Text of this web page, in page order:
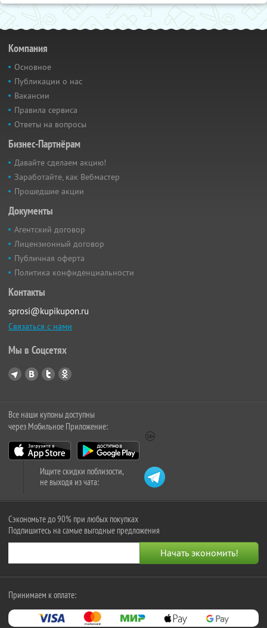
Компания
Основное
Публикации о нас
Вакансии
Правила сервиса
Ответы на вопросы
Бизнес-Партнёрам
Давайте сделаем акцию!
Заработайте, как Вебмастер
Прошедшие акции
Документы
Агентский договор
Лицензионный договор
Публичная оферта
Политика конфиденциальности
Контакты
sprosi@kupikupon.ru
Связаться с нами
Мы в Соцсетях
Все наши купоны доступны
через Мобильное Приложение:
Ищите скидки поблизости,
не выходя из чата:
Сэкономьте до 90% при любых покупках
Подпишитесь на самые выгодные предложения
Принимаем к оплате: